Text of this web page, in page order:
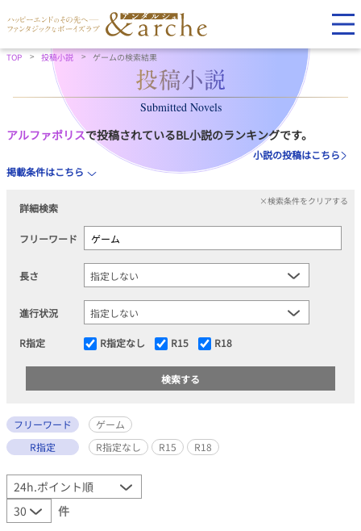
TOP 投稿小説 ゲームの検索結果
Submitted Novels
アルファポリスで投稿されているBL小説のランキングです。
小説の投稿はこちら
掲載条件はこちら
詳細検索
×検索条件をクリアする
フリーワード
長さ
進行状況
R指定 R指定なし R15 R18
フリーワード
ゲーム
R指定
R指定なし R15 R18
件